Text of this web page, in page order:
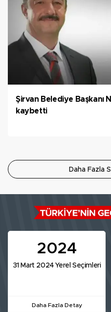
Şirvan Belediye Başkanı
kaybetti
Daha Fazla
2024
31 Mart 2024 Yerel Seçimleri
Daha Fazla Detay